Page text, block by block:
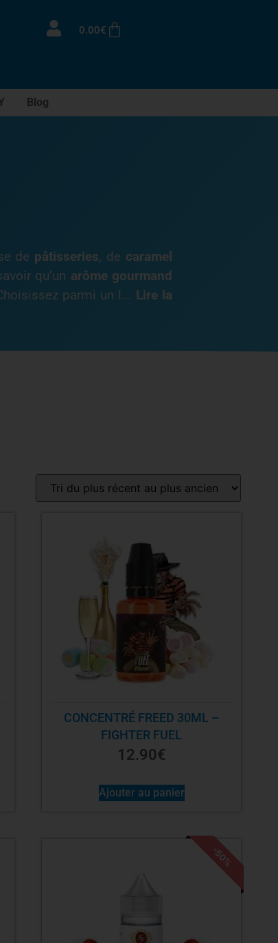
0.00€
Blog
de pâtisseries, de caramel
qu’un arôme gourmand
parmi un l... Lire la
CONCENTRÉ FREED 30ML –
FIGHTER FUEL
12.90€
Ajouter au panier
-50%